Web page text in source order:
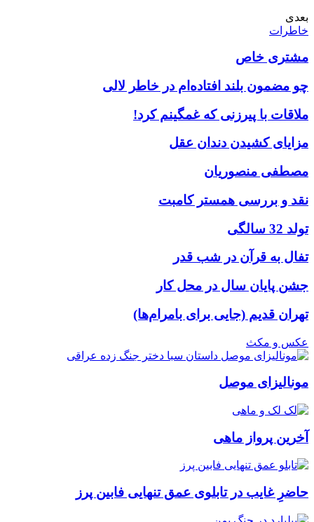
بعدی
خاطرات
مشتری خاص
چو مضمون بلند افتاده‌ام در خاطر لالی
ملاقات با پیرزنی که غمگینم کرد!
مزایای کشیدن دندان عقل
مصطفی منصوریان
نقد و بررسی همستر کامبت
تولد 32 سالگی
تفال به قرآن در شب قدر
جشن پایان سال در محل کار
تهران قدیم (جایی برای بامرام‌ها)
عکس و مکث
مونالیزای موصل
آخرین پرواز ماهی
حاضرِ غایب در تابلوی عمق تنهایی فابین پرز